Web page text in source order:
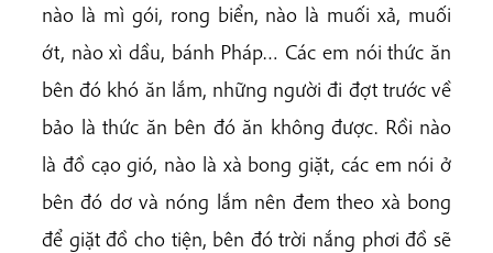
nào là mì gói, rong biển, nào là muối xả, muối
ớt, nào xì dầu, bánh Pháp… Các em nói thức ăn
bên đó khó ăn lắm, những người đi đợt trước về
bảo là thức ăn bên đó ăn không được. Rồi nào
là đồ cạo gió, nào là xà bong giặt, các em nói ở
bên đó dơ và nóng lắm nên đem theo xà bong
để giặt đồ cho tiện, bên đó trời nắng phơi đồ sẽ